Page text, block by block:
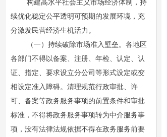
构建高水平社会主义市场经济体制，持
续优化稳定公平透明可预期的发展环境，充
分激发民营经济生机活力。
（一）持续破除市场准入壁垒。各地区
各部门不得以备案、注册、年检、认定、认
证、指定、要求设立分公司等形式设定或变
相设定准入障碍。清理规范行政审批、许
可、备案等政务服务事项的前置条件和审批
标准，不得将政务服务事项转为中介服务事
项，没有法律法规依据不得在政务服务前要